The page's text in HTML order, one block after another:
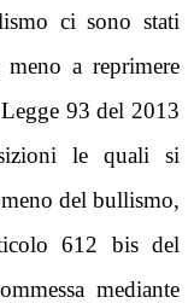
ci sono stati
a reprimere
93 del 2013
le quali si
del bullismo,
612 bis del
mediante